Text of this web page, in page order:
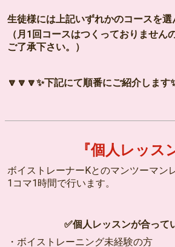
生徒様には上記いずれかのコースを選
（月1回コースはつくっておりません
ご了承下さい。）
🔽🔽🔽✨下記にて順番にご紹介します
『個人レッス
ボイストレーナーKとのマンツーマン
1コマ1時間で行います。
✅個人レッスンが合って
・ボイストレーニング未経験の方